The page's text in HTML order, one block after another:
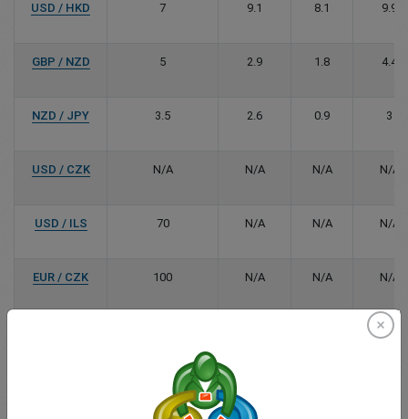
USD / HKD 7 9.1 8.1 9.9
GBP / NZD 5 2.9 1.8 4.4
NZD / JPY 3.5 2.6 0.9 3
USD / CZK N/A N/A N/A N/A
USD / ILS 70 N/A N/A N/A
EUR / CZK 100 N/A N/A N/A
N/A